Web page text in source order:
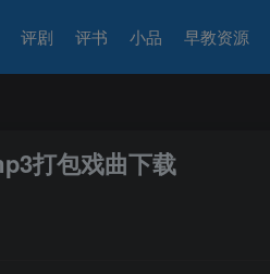
评剧 评书 小品 早教资源
打包戏曲下载